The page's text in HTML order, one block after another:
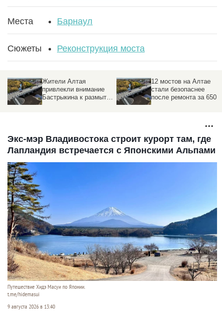
Места Барнаул
Сюжеты Реконструкция моста
Жители Алтая
привлекли внимание
Бастрыкина к размытой
12 мостов на Алтае
стали безопаснее
после ремонта за 650
Экс-мэр Владивостока строит курорт там, где
Лапландия встречается с Японскими Альпами
Путешествие Хидэ Масуи по Японии.
t.me/hidemasui
9 августа 2026 в 13:40